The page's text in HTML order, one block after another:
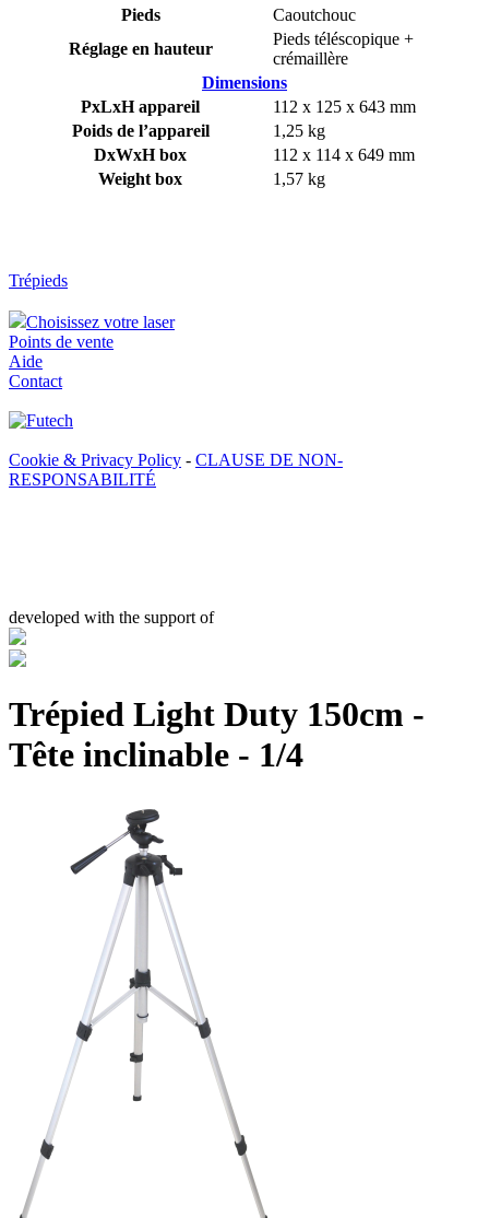
Pieds
Caoutchouc
Réglage en hauteur
Pieds téléscopique +
crémaillère
Dimensions
PxLxH appareil
112 x 125 x 643 mm
Poids de l’appareil
1,25 kg
DxWxH box
112 x 114 x 649 mm
Weight box
1,57 kg
Trépieds
Choisissez votre laser
Points de vente
Aide
Contact
Cookie & Privacy Policy - CLAUSE DE NON-
RESPONSABILITÉ
developed with the support of
Trépied Light Duty 150cm -
Tête inclinable - 1/4